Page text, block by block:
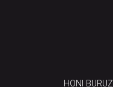
HONI BURUZ